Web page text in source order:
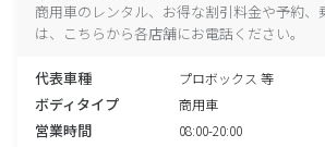
商用車のレンタル、お得な割引料金や予約
は、こちらから各店舗にお電話ください。
代表車種 プロボックス 等
ボディタイプ 商用車
営業時間 08:00-20:00